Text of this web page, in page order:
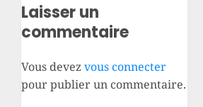
Laisser un
commentaire
Vous devezvous connecter
pour publier un commentaire.